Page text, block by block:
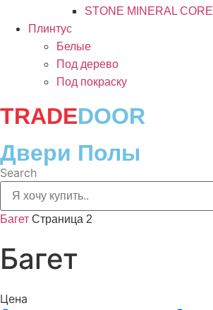
STONE MINERAL CORE
Плинтус
Белые
Под дерево
Под покраску
TRADEDOOR
Двери Полы
Search
Багет Страница 2
Багет
Цена